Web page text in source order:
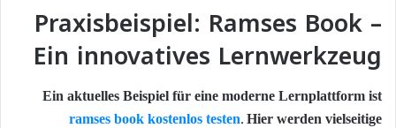
Praxisbeispiel: Ramses Book –
Ein innovatives Lernwerkzeug
Ein aktuelles Beispiel für eine moderne Lernplattform ist
ramses book kostenlos testen. Hier werden vielseitige